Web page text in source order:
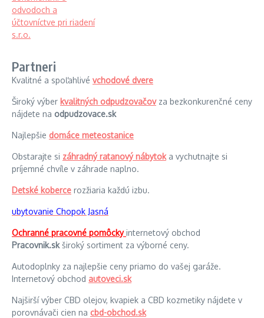
Partneri
Kvalitné a spoľahlivé vchodové dvere
Široký výber kvalitných odpudzovačovza bezkonkurenčné ceny
nájdete na odpudzovace.sk
Najlepšie domáce meteostanice
Obstarajte si záhradný ratanový nábytoka vychutnajte si
príjemné chvíle v záhrade naplno.
Detské koberce rozžiaria každú izbu.
ubytovanie Chopok Jasná
Ochranné pracovné pomôckyinternetový obchod
Pracovnik.skširoký sortiment za výborné ceny.
Autodoplnky za najlepšie ceny priamo do vašej garáže.
Internetový obchod autoveci.sk
Najširší výber CBD olejov, kvapiek a CBD kozmetiky nájdete v
porovnávači cien na cbd-obchod.sk